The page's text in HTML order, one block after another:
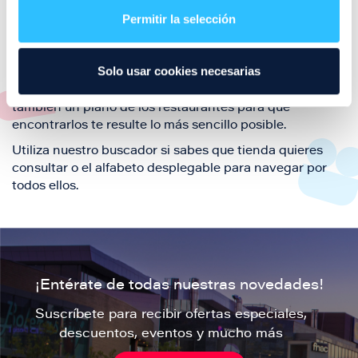
Permitir la selección
Solo usar cookies necesarias
también de nuestra oferta de ocio y shopping durante
podrás encontrar toda la información necesaria de
cada una de nuestras marcas. Sus datos de contacto y
también un plano de los restaurantes para que
encontrarlos te resulte lo más sencillo posible.
Utiliza nuestro buscador si sabes que tienda quieres
consultar o el alfabeto desplegable para navegar por
todos ellos.
¡Entérate de todas nuestras novedades!
Suscríbete para recibir ofertas especiales,
descuentos, eventos y mucho más